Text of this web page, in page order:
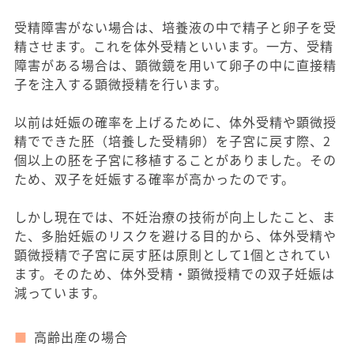
受精障害がない場合は、培養液の中で精子と卵子を受
精させます。これを体外受精といいます。一方、受精
障害がある場合は、顕微鏡を用いて卵子の中に直接精
子を注入する顕微授精を行います。
以前は妊娠の確率を上げるために、体外受精や顕微授
精でできた胚（培養した受精卵）を子宮に戻す際、2
個以上の胚を子宮に移植することがありました。その
ため、双子を妊娠する確率が高かったのです。
しかし現在では、不妊治療の技術が向上したこと、ま
た、多胎妊娠のリスクを避ける目的から、体外受精や
顕微授精で子宮に戻す胚は原則として1個とされてい
ます。そのため、体外受精・顕微授精での双子妊娠は
減っています。
高齢出産の場合